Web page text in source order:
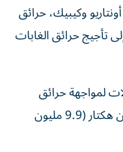
وكيبيك، حرائق
تأجيج حرائق الغابات
لمواجهة حرائق
الغابات أن النيران أتت على أربعة ملايين هكتار (9.9 مليون